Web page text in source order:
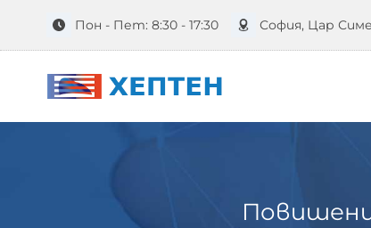
съдържаниетоПон - Пет: 8:30 - 17:30 София, Цар